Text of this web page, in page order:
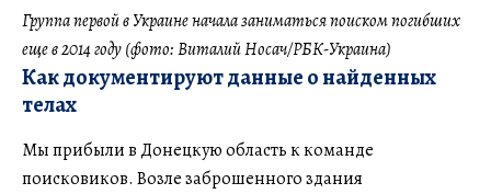
Группа первой в Украине начала заниматься поиском погибших
еще в 2014 году (фото: Виталий Носач/РБК-Украина)
Как документируют данные о найденных
телах
Мы прибыли в Донецкую область к команде
поисковиков. Возле заброшенного здания